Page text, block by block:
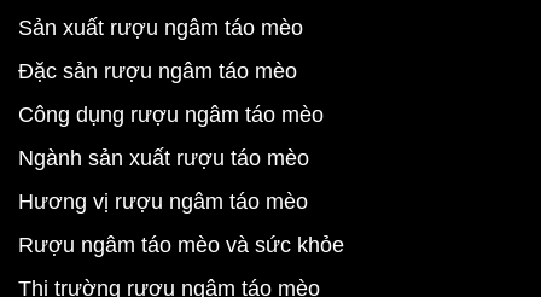
Sản xuất rượu ngâm táo mèo
Đặc sản rượu ngâm táo mèo
Công dụng rượu ngâm táo mèo
Ngành sản xuất rượu táo mèo
Hương vị rượu ngâm táo mèo
Rượu ngâm táo mèo và sức khỏe
Thị trường rượu ngâm táo mèo